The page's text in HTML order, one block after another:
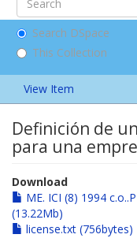
Search DSpace
This Collection
View Item
Definición de
para una
Download
ME. ICI (8) 1994
(13.22Mb)
license.txt (756bytes)